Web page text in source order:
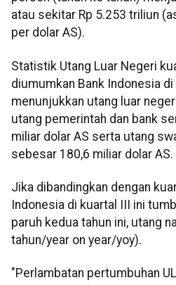
atau sekitar Rp 5.253 triliun
per dolar AS).
Statistik Utang Luar Negeri
diumumkan Bank Indonesia
menunjukkan utang luar
utang pemerintah dan bank
miliar dolar AS serta utang
sebesar 180,6 miliar dolar AS.
Jika dibandingkan dengan
Indonesia di kuartal III ini
paruh kedua tahun ini, utang
tahun/year on year/yoy).
"Perlambatan pertumbuhan